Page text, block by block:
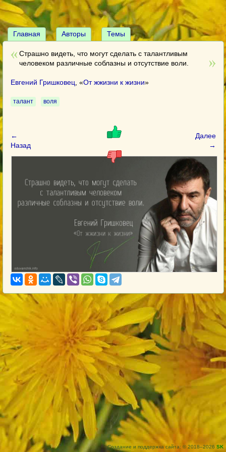
Главная Авторы Темы
Страшно видеть, что могут сделать с талантливым
человеком различные соблазны и отсутствие воли.
Евгений Гришковец , «От жжизни к жизни»
талант воля
←
Назад
Далее
→
Создание и поддержка сайта: © 2018–2026 SK